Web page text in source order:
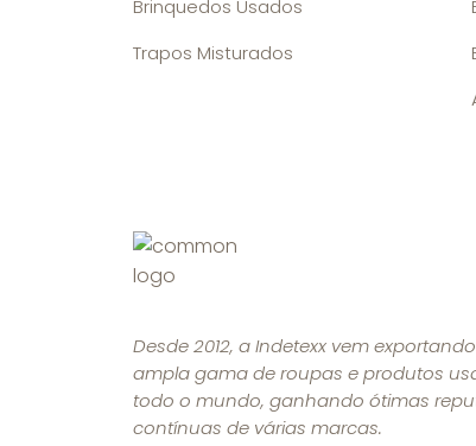
Brinquedos Usados
Trapos Misturados
Desde 2012, a Indetexx vem
ampla gama de roupas e produtos
todo o mundo, ganhando ótimas
contínuas de várias marcas.